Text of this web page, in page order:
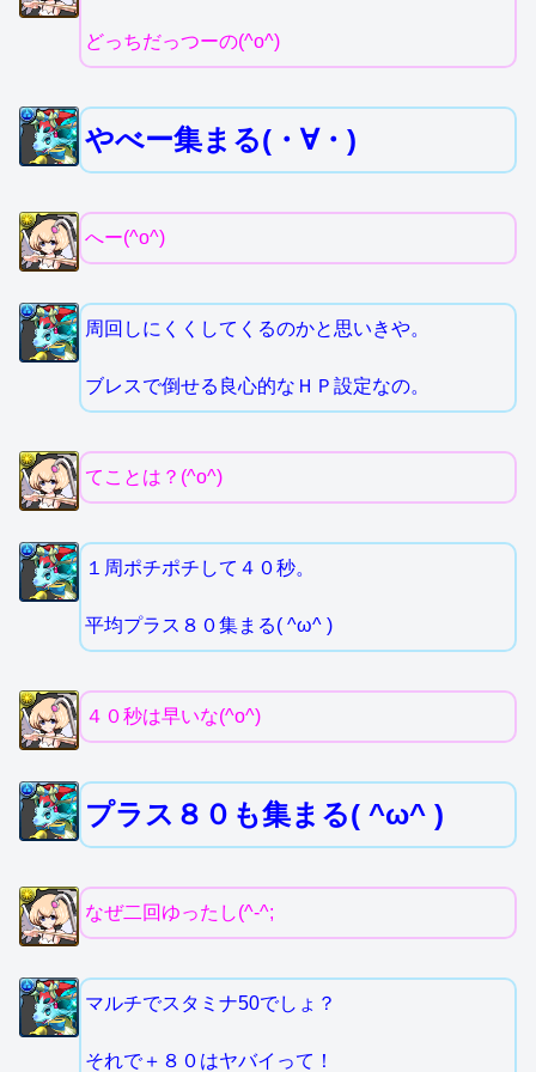
どっちだっつーの(^o^)
やべー集まる(・∀・)
へー(^o^)
周回しにくくしてくるのかと思いきや。
ブレスで倒せる良心的なＨＰ設定なの。
てことは？(^o^)
１周ポチポチして４０秒。
平均プラス８０集まる( ^ω^ )
４０秒は早いな(^o^)
プラス８０も集まる( ^ω^ )
なぜ二回ゆったし(^-^;
マルチでスタミナ50でしょ？
それで＋８０はヤバイって！